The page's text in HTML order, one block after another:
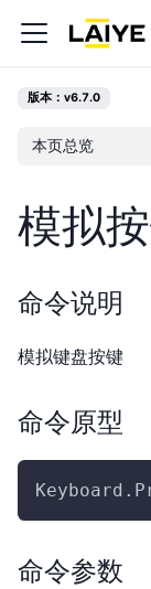
版本：v6.7.0
本页总览
模拟
命令说明
模拟键盘按键
命令原型
命令参数